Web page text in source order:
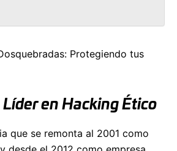
Protegiendo tus
en Hacking Ético
que se remonta al 2001 como